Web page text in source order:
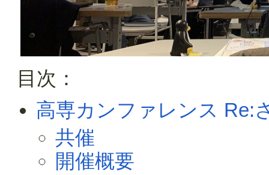
目次：
高専カンファレンス Re:
共催
開催概要